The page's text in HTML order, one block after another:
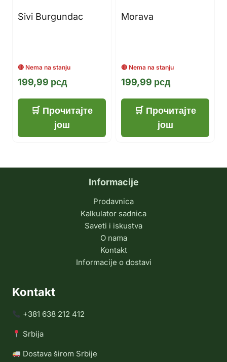
Sivi Burgundac
199,99 рсд
Прочитајте
још
Morava
199,99 рсд
Прочитајте
још
Informacije
Prodavnica
Kalkulator sadnica
Saveti i iskustva
O nama
Kontakt
Informacije o dostavi
Kontakt
+381 638 212 412
Srbija
Dostava širom Srbije